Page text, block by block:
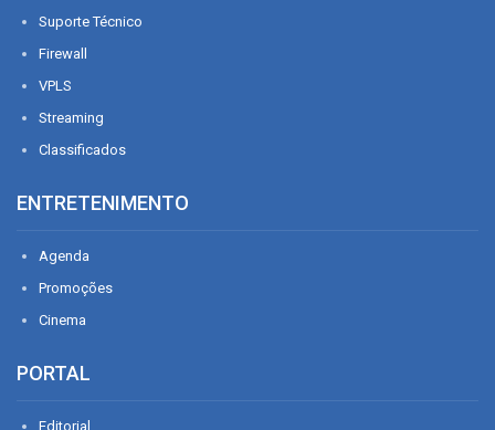
Suporte Técnico
Firewall
VPLS
Streaming
Classificados
ENTRETENIMENTO
Agenda
Promoções
Cinema
PORTAL
Editorial